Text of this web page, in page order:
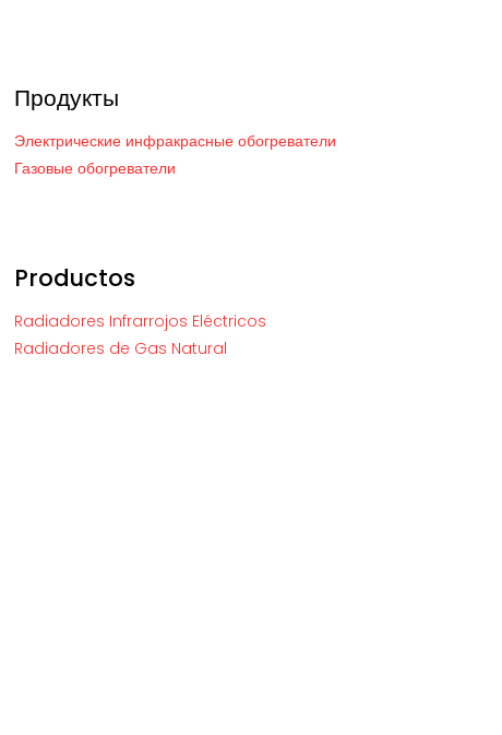
Продукты
Электрические инфракрасные обогреватели
Газовые обогреватели
Productos
Radiadores Infrarrojos Eléctricos
Radiadores de Gas Natural